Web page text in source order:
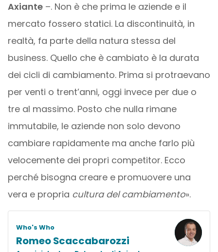
Axiante–. Non è che prima le aziende e il
mercato fossero statici. La discontinuità, in
realtà, fa parte della natura stessa del
business. Quello che è cambiato è la durata
dei cicli di cambiamento. Prima si protraevano
per venti o trent’anni, oggi invece per due o
tre al massimo. Posto che nulla rimane
immutabile, le aziende non solo devono
cambiare rapidamente ma anche farlo più
velocemente dei propri competitor. Ecco
perché bisogna creare e promuovere una
vera e propria cultura del cambiamento».
Who's Who
Romeo Scaccabarozzi